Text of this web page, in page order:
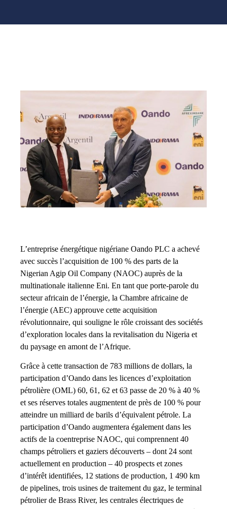
L’entreprise énergétique nigériane Oando PLC a achevé
avec succès l’acquisition de 100 % des parts de la
Nigerian Agip Oil Company (NAOC) auprès de la
multinationale italienne Eni. En tant que porte-parole du
secteur africain de l’énergie, la Chambre africaine de
l’énergie (AEC) approuve cette acquisition
révolutionnaire, qui souligne le rôle croissant des sociétés
d’exploration locales dans la revitalisation du Nigeria et
du paysage en amont de l’Afrique.
Grâce à cette transaction de 783 millions de dollars, la
participation d’Oando dans les licences d’exploitation
pétrolière (OML) 60, 61, 62 et 63 passe de 20 % à 40 %
et ses réserves totales augmentent de près de 100 % pour
atteindre un milliard de barils d’équivalent pétrole. La
participation d’Oando augmentera également dans les
actifs de la coentreprise NAOC, qui comprennent 40
champs pétroliers et gaziers découverts – dont 24 sont
actuellement en production – 40 prospects et zones
d’intérêt identifiées, 12 stations de production, 1 490 km
de pipelines, trois usines de traitement du gaz, le terminal
pétrolier de Brass River, les centrales électriques de